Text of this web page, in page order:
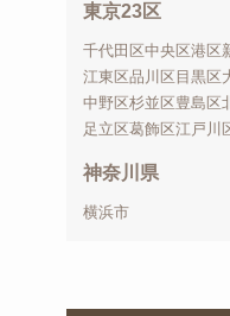
東京23区
千代田区中央区港区
江東区品川区 目黒区
中野区杉並区豊島区
足立区葛飾区江戸川
神奈川県
横浜市